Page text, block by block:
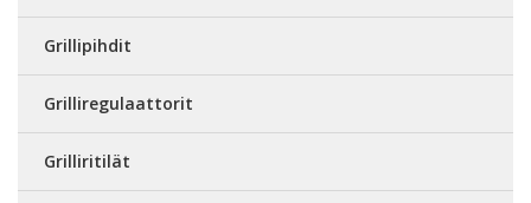
Grillipihdit
Grilliregulaattorit
Grilliritilät